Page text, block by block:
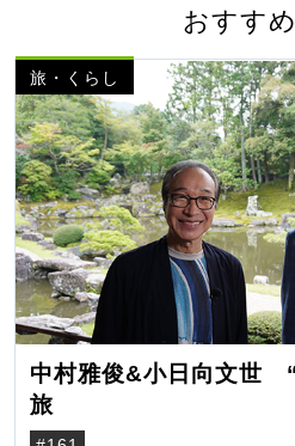
おすす
旅・くらし
中村雅俊&小日向文世
旅